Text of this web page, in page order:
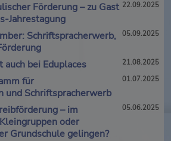
Förderung – zu Gast
Jahrestagung
22.09.2025
Schriftspracherwerb,
05.09.2025
bei Eduplaces 21.08.2025
für
und Schriftspracherwerb
01.07.2025
– im
oder
Grundschule gelingen?
05.06.2025